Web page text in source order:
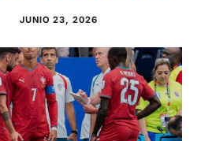
JUNIO 23, 2026